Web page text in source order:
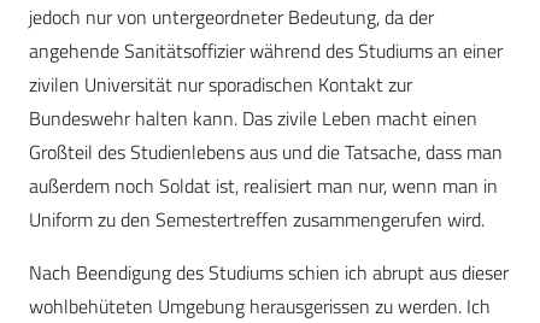
jedoch nur von untergeordneter Bedeutung, da der
angehende Sanitätsoffizier während des Studiums an einer
zivilen Universität nur sporadischen Kontakt zur
Bundeswehr halten kann. Das zivile Leben macht einen
Großteil des Studienlebens aus und die Tatsache, dass man
außerdem noch Soldat ist, realisiert man nur, wenn man in
Uniform zu den Semestertreffen zusammengerufen wird.
Nach Beendigung des Studiums schien ich abrupt aus dieser
wohlbehüteten Umgebung herausgerissen zu werden. Ich